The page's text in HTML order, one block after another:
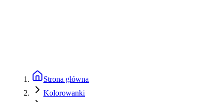
Strona główna
Kolorowanki